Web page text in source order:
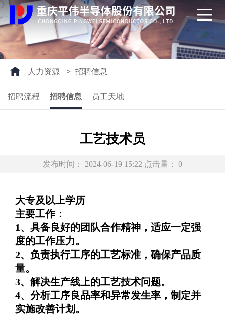
人力资源 > 招聘信息
招聘流程 招聘信息 员工天地
工艺技术员
发布时间： 2024-06-19 15:22 点击量： 0
大专及以上学历
主要工作：
1、具备良好的团队合作精神，适应一定强
度的工作压力。
2、负责执行工序的工艺标准，确保产品质
量。
3、解决生产线上的工艺技术问题。
4、分析工序良品率和异常发生率，制定并
实施改善计划。